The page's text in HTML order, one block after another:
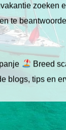
zoeken
te
Breed
blogs, tips en